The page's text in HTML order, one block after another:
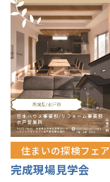
住まいの探検フェア
完成現場見学会